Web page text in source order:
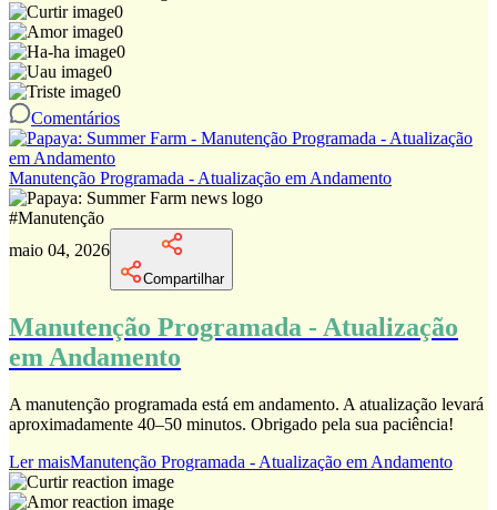
0
0
0
0
0
Comentários
Manutenção Programada - Atualização em Andamento
#Manutenção
maio 04, 2026
Compartilhar
Manutenção Programada - Atualização
em Andamento
A manutenção programada está em andamento. A atualização levará
aproximadamente 40–50 minutos. Obrigado pela sua paciência!
Ler maisManutenção Programada - Atualização em Andamento